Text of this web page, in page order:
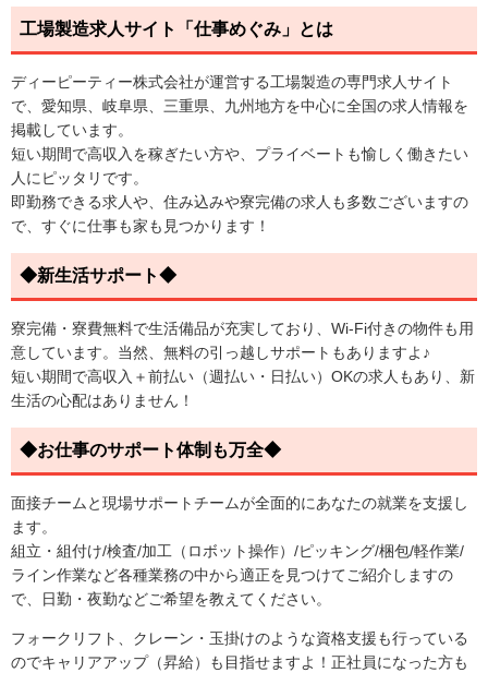
工場製造求人サイト「仕事めぐみ」とは
ディーピーティー株式会社が運営する工場製造の専門求人サイト
で、愛知県、岐阜県、三重県、九州地方を中心に全国の求人情報を
掲載しています。
短い期間で高収入を稼ぎたい方や、プライベートも愉しく働きたい
人にピッタリです。
即勤務できる求人や、住み込みや寮完備の求人も多数ございますの
で、すぐに仕事も家も見つかります！
◆新生活サポート◆
寮完備・寮費無料で生活備品が充実しており、Wi-Fi付きの物件も用
意しています。当然、無料の引っ越しサポートもありますよ♪
短い期間で高収入＋前払い（週払い・日払い）OKの求人もあり、新
生活の心配はありません！
◆お仕事のサポート体制も万全◆
面接チームと現場サポートチームが全面的にあなたの就業を支援し
ます。
組立・組付け/検査/加工（ロボット操作）/ピッキング/梱包/軽作業/
ライン作業など各種業務の中から適正を見つけてご紹介しますの
で、日勤・夜勤などご希望を教えてください。
フォークリフト、クレーン・玉掛けのような資格支援も行っている
のでキャリアアップ（昇給）も目指せますよ！正社員になった方も